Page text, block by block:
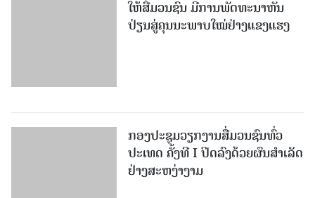
ປະເທດ ຄັ້ງທີ I ປິດລົງດ້ວຍຜົນສໍາເລັດ
ຢ່າງສະຫງ່າງາມ